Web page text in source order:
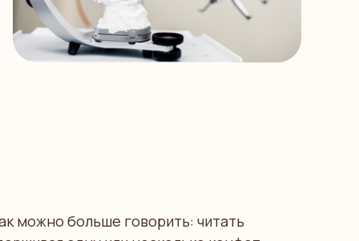
можно больше говорить: читать